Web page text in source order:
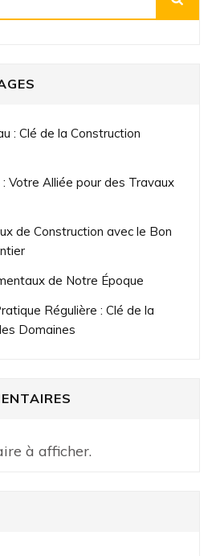
: Clé de la Construction
Votre Alliée pour des Travaux
de Construction avec le Bon
de Notre Époque
Régulière : Clé de la
Domaines
à afficher.